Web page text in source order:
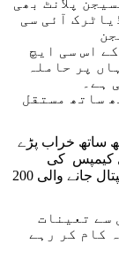
پلانٹ بھی
آئی سی
اس سی ایچ
پر حاملہ
ہے۔
ساتھ مستقل
ساتھ خراب پڑے
کیمپس کی
صاف صفائی کی گئی ہے لیکن مین روڈسے اسپتال جانے والی 200
سے تعینات
کام کر رہے